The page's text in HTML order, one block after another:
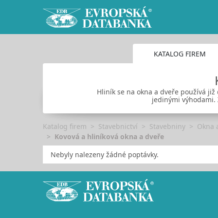
KATALOG FIREM
Hliník se na okna a dveře používá
jedinými
Katalog firem Stavebnictví Stavebniny
Okna
Kovová a hliníková okna a dveře
Nebyly nalezeny žádné poptávky.